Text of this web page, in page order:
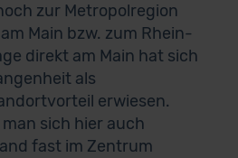
zur Metropolregion
Main bzw. zum Rhein-
direkt am Main hat sich
als
erwiesen.
sich hier auch
fast im Zentrum